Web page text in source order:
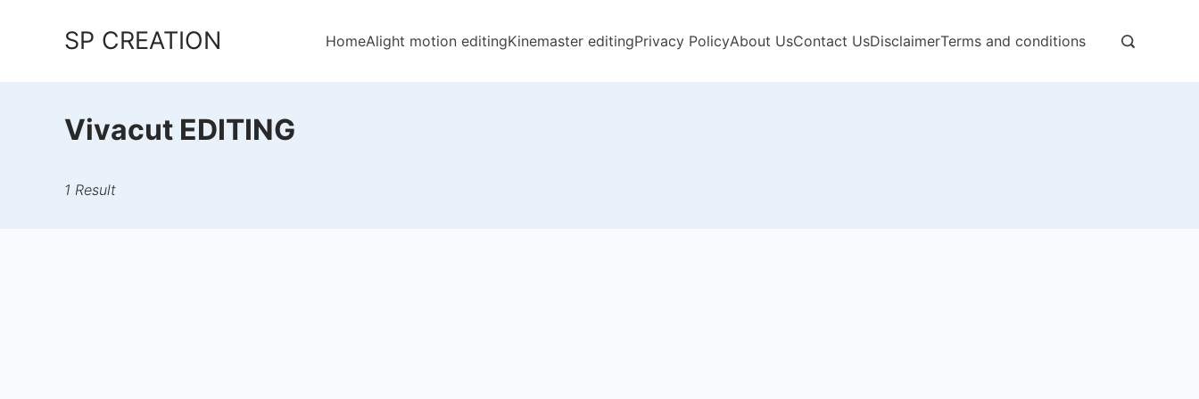
SP CREATION HomeAlight motion editingKinemaster editingPrivacy PolicyAbout UsContact UsDisclaimerTerms and conditions
Vivacut EDITING
1 Result